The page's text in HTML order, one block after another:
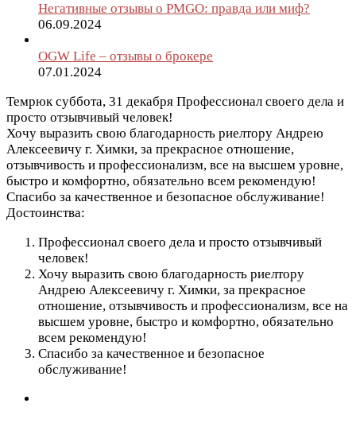
Негативные отзывы о PMGO: правда или миф?
06.09.2024
OGW Life – отзывы о брокере
07.01.2024
Темрюк суббота, 31 декабря Профессионал своего дела и
просто отзывчивый человек!
Хочу выразить свою благодарность риелтору Андрею
Алексеевичу г. Химки, за прекрасное отношение,
отзывчивость и профессионализм, все на высшем уровне,
быстро и комфортно, обязательно всем рекомендую!
Спасибо за качественное и безопасное обслуживание!
Достоинства:
Профессионал своего дела и просто отзывчивый
человек!
Хочу выразить свою благодарность риелтору
Андрею Алексеевичу г. Химки, за прекрасное
отношение, отзывчивость и профессионализм, все на
высшем уровне, быстро и комфортно, обязательно
всем рекомендую!
Спасибо за качественное и безопасное
обслуживание!